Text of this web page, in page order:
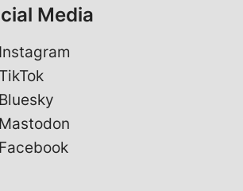
Media
Instagram
TikTok
Bluesky
Mastodon
Facebook